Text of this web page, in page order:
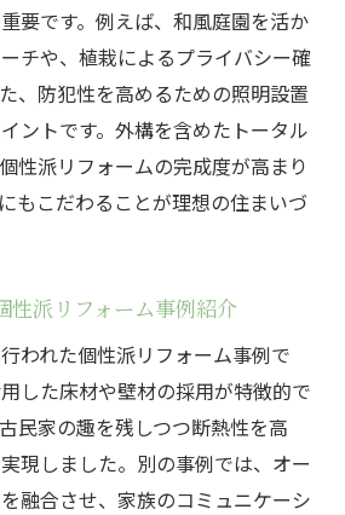
で実現する快適な住環境づくり
める安全・安心のリフォーム対
用した省エネ耐震リフォーム事
ーム費用を抑える秘訣とは
用を抑えるための見積もり術
コストを最適化するポイント
たリフォーム計画の立て方
用対効果の高いリフォームを実
要です。例えば、和風庭園を活か
チや、植栽によるプライバシー確
、防犯性を高めるための照明設置
ントです。外構を含めたトータル
性派リフォームの完成度が高まり
もこだわることが理想の住まいづ
性派リフォーム事例紹介
われた個性派リフォーム事例で
した床材や壁材の採用が特徴的で
民家の趣を残しつつ断熱性を高
現しました。別の事例では、オー
融合させ、家族のコミュニケーシ